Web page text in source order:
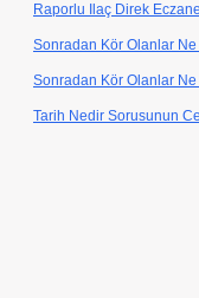
Raporlu Ilaç Direk
Sonradan Kör Olanlar Ne
Sonradan Kör Olanlar Ne
Tarih Nedir Sorusunun